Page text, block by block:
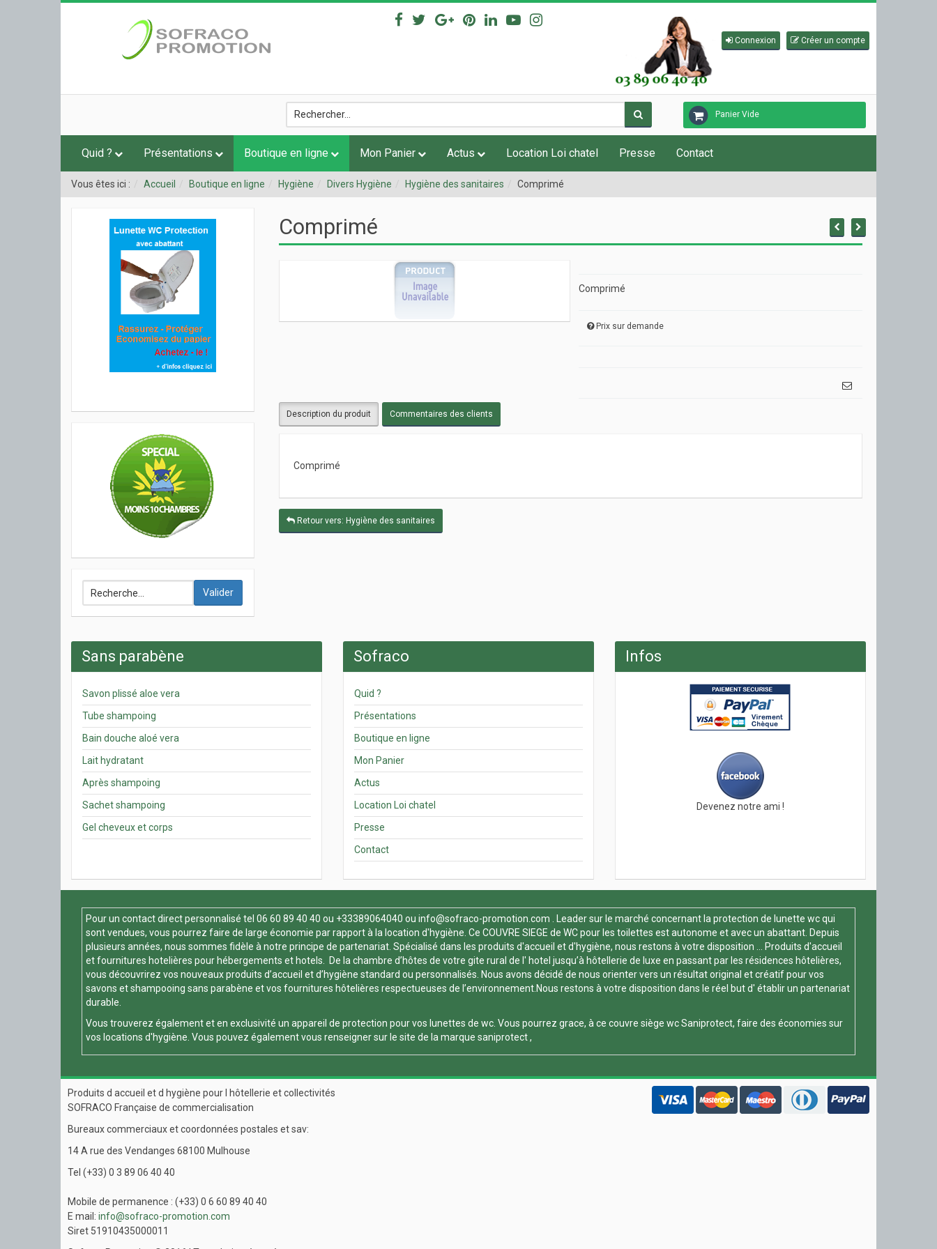
Connexion Créer un compte
Panier Vide
Quid ? Présentations Boutique en ligne Mon Panier Actus Location Loi chatel Presse Contact
Vous êtes ici : Accueil Boutique en ligne Hygiène Divers Hygiène Hygiène des sanitaires Comprimé
Comprimé
Comprimé
Prix sur demande
Description du produit Commentaires des clients
Comprimé
Retour vers: Hygiène des sanitaires
Valider
Sans parabène
Savon plissé aloe vera
Tube shampoing
Bain douche aloé vera
Lait hydratant
Après shampoing
Sachet shampoing
Gel cheveux et corps
Sofraco
Quid ?
Présentations
Boutique en ligne
Mon Panier
Actus
Location Loi chatel
Presse
Contact
Infos
Devenez notre ami !
Pour un contact direct personnalisé tel 06 60 89 40 40 ou +33389064040 ou info@sofraco-promotion.com . Leader sur le marché concernant la protection de lunette wc qui
sont vendues, vous pourrez faire de large économie par rapport à la location d'hygiène. Ce COUVRE SIEGE de WCpour les toilettes est autonome et avec un abattant. Depuis
plusieurs années, nous sommes fidèle à notre principe de partenariat. Spécialisé dans les produits d'accueil et d'hygiène, nous restons à votre disposition ... Produits d'accueil
et fournitures hotelières pour hébergements et hotels. De la chambre d’hôtes de votre gite rural de l' hotel jusqu’à hôtellerie de luxe en passant par les résidences hôtelières,
vous découvrirez vos nouveaux produits d’accueil et d’hygiène standard ou personnalisés. Nous avons décidé de nous orienter vers un résultat original et créatif pour vos
savons et shampooing sans parabène et vos fournitures hôtelières respectueuses de l’environnement.Nous restons à votre disposition dans le réel but d' établir un partenariat
durable.
Vous trouverez également et en exclusivité un appareil de protection pour vos lunettes de wc . Vous pourrez grace, à ce couvre siège wcSaniprotect, faire des économies sur
vos locations d'hygiène. Vous pouvez également vous renseigner sur le site de la marque saniprotect,
Produits d accueil et d hygiène pour l hôtellerie et collectivités
SOFRACO Française de commercialisation
Bureaux commerciaux et coordonnées postales et sav:
14 A rue des Vendanges 68100 Mulhouse
Tel (+33) 0 3 89 06 40 40
Mobile de permanence : (+33) 0 6 60 89 40 40
E mail: info@sofraco-promotion.com
Siret 51910435000011